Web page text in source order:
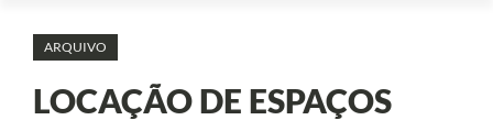
ARQUIVO
LOCAÇÃO DE ESPAÇOS